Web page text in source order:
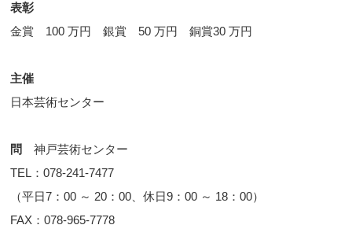
表彰
金賞 100 万円 銀賞 50 万円 銅賞30 万円
主催
日本芸術センター
問
神戸芸術センター
TEL：078-241-7477
（平日7：00 ～ 20：00、休日9：00 ～ 18：00）
FAX：078-965-7778